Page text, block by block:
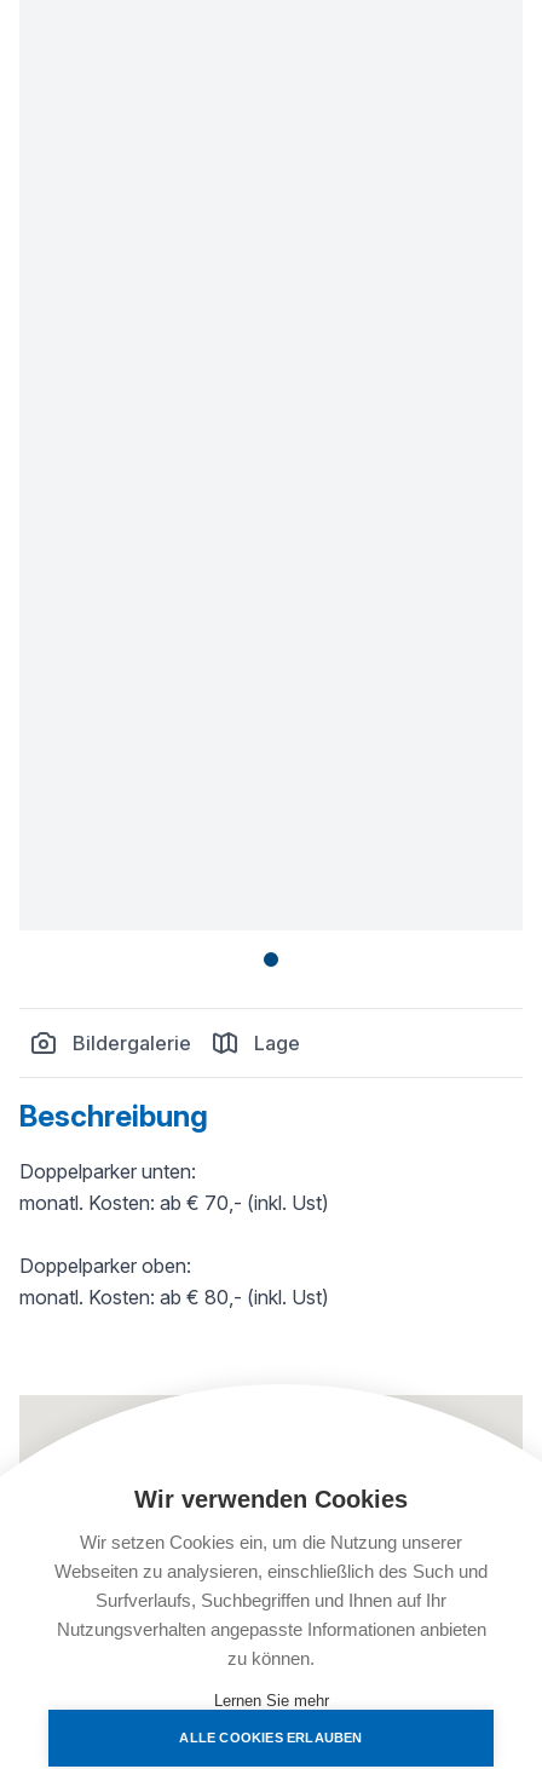
Wir verwenden Cookies
Wir setzen Cookies ein, um die Nutzung unserer
Webseiten zu analysieren, einschließlich des Such und
Surfverlaufs, Suchbegriffen und Ihnen auf Ihr
Nutzungsverhalten angepasste Informationen anbieten
zu können.
Lernen Sie mehr
ALLE COOKIES ERLAUBEN
Bildergalerie Lage
Beschreibung
Doppelparker unten:
monatl. Kosten: ab € 70,- (inkl. Ust)
Doppelparker oben:
monatl. Kosten: ab € 80,- (inkl. Ust)